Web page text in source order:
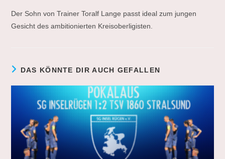
Der Sohn von Trainer Toralf Lange passt ideal zum jungen
Gesicht des ambitionierten Kreisoberligisten.
DAS KÖNNTE DIR AUCH GEFALLEN